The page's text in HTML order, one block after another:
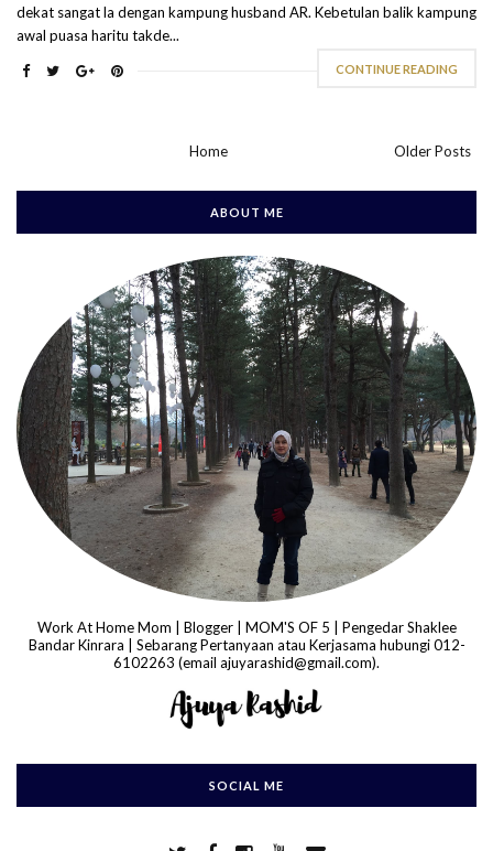
dekat sangat la dengan kampung husband AR. Kebetulan balik kampung
awal puasa haritu takde...
CONTINUE READING
Older Posts
Home
ABOUT ME
Work At Home Mom | Blogger | MOM'S OF 5 | Pengedar Shaklee
Bandar Kinrara | Sebarang Pertanyaan atau Kerjasama hubungi 012-
6102263 (email ajuyarashid@gmail.com).
SOCIAL ME